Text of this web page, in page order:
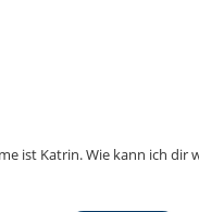
ist Katrin. Wie kann ich dir